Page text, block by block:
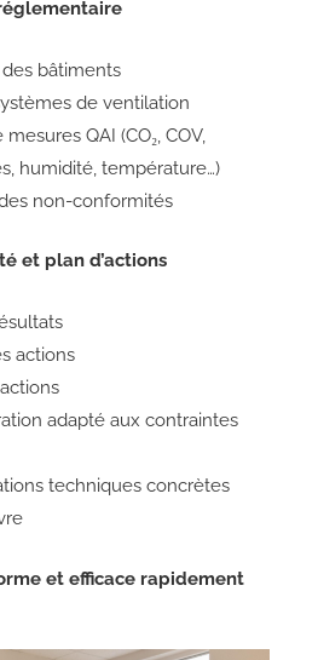
bâtiments
de ventilation
QAI (CO₂, COV,
humidité, température…)
non-conformités
et plan d’actions
actions
adapté aux contraintes
techniques concrètes
et efficace rapidement